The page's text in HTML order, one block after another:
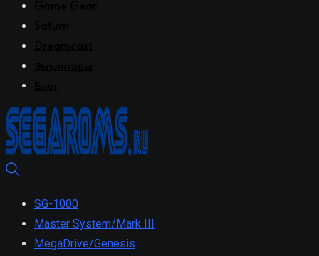
SG-1000
Master System/Mark III
MegaDrive/Genesis